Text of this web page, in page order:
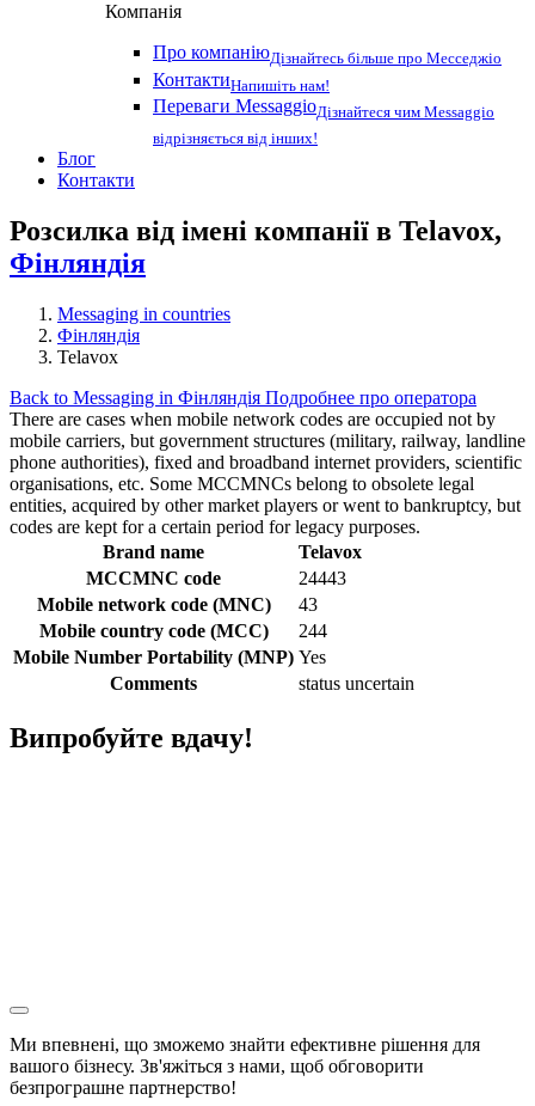
Компанія
Про компаніюДізнайтесь більше про Месседжіо
КонтактиНапишіть нам!
Переваги MessaggioДізнайтеся чим Messaggio
відрізняється від інших!
Блог
Контакти
Розсилка від імені компанії в Telavox,
Фінляндія
Messaging in countries
Фінляндія
Telavox
Back to Messaging in Фінляндія Подробнее про оператора
There are cases when mobile network codes are occupied not by
mobile carriers, but government structures (military, railway, landline
phone authorities), fixed and broadband internet providers, scientific
organisations, etc. Some MCCMNCs belong to obsolete legal
entities, acquired by other market players or went to bankruptcy, but
codes are kept for a certain period for legacy purposes.
Brand name
Telavox
MCCMNC code
24443
Mobile network code (MNC)
43
Mobile country code (MCC)
244
Mobile Number Portability (MNP) Yes
Comments
status uncertain
Випробуйте вдачу!
Ми впевнені, що зможемо знайти ефективне рішення для
вашого бізнесу. Зв'яжіться з нами, щоб обговорити
безпрограшне партнерство!